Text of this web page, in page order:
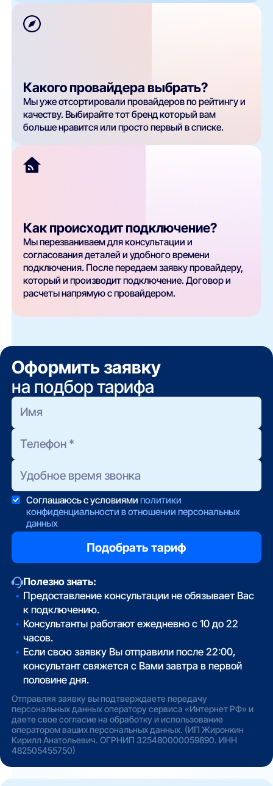
Какого провайдера выбрать?
Мы уже отсортировали провайдеров по рейтингу и
качеству. Выбирайте тот бренд который вам
больше нравится или просто первый в списке.
Как происходит подключение?
Мы перезваниваем для консультации и
согласования деталей и удобного времени
подключения. После передаем заявку провайдеру,
который и производит подключение. Договор и
расчеты напрямую с провайдером.
Оформить заявку
на подбор тарифа
Соглашаюсь с условиями политики
конфиденциальности в отношении персональных
данных
Полезно знать:
Предоставление консультации не обязывает Вас
к подключению.
Консультанты работают ежедневно с 10 до 22
часов.
Если свою заявку Вы отправили после 22:00,
консультант свяжется с Вами завтра в первой
половине дня.
Отправляя заявку вы подтверждаете передачу
персональных данных оператору сервиса «Интернет РФ» и
даете свое согласие на обработку и использование
оператором ваших персональных данных. (ИП Жиронкин
Кирилл Анатольевич. ОГРНИП 325480000059890. ИНН
482505455750)